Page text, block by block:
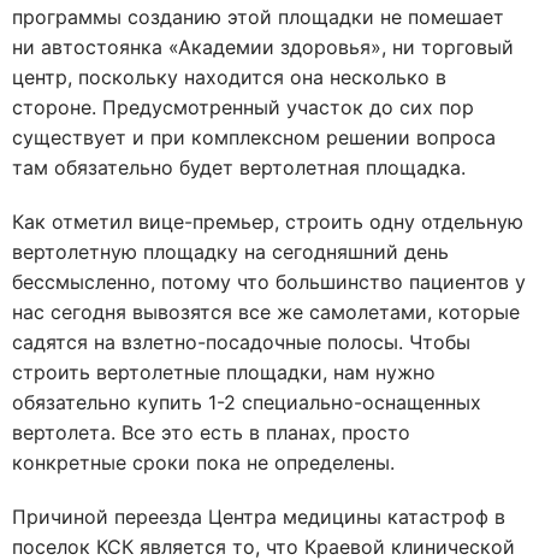
программы созданию этой площадки не помешает
ни автостоянка «Академии здоровья», ни торговый
центр, поскольку находится она несколько в
стороне. Предусмотренный участок до сих пор
существует и при комплексном решении вопроса
там обязательно будет вертолетная площадка.
Как отметил вице-премьер, строить одну отдельную
вертолетную площадку на сегодняшний день
бессмысленно, потому что большинство пациентов у
нас сегодня вывозятся все же самолетами, которые
садятся на взлетно-посадочные полосы. Чтобы
строить вертолетные площадки, нам нужно
обязательно купить 1-2 специально-оснащенных
вертолета. Все это есть в планах, просто
конкретные сроки пока не определены.
Причиной переезда Центра медицины катастроф в
поселок КСК является то, что Краевой клинической